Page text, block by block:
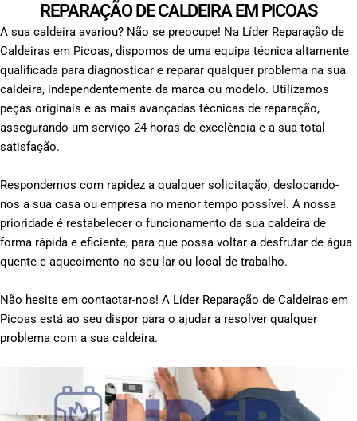
REPARAÇÃO DE CALDEIRA EM PICOAS
A sua caldeira avariou? Não se preocupe! Na Líder Reparação de
Caldeiras em Picoas, dispomos de uma equipa técnica altamente
qualificada para diagnosticar e reparar qualquer problema na sua
caldeira, independentemente da marca ou modelo. Utilizamos
peças originais e as mais avançadas técnicas de reparação,
assegurando um serviço 24 horas de excelência e a sua total
satisfação.
Respondemos com rapidez a qualquer solicitação, deslocando-
nos a sua casa ou empresa no menor tempo possível. A nossa
prioridade é restabelecer o funcionamento da sua caldeira de
forma rápida e eficiente, para que possa voltar a desfrutar de água
quente e aquecimento no seu lar ou local de trabalho.
Não hesite em contactar-nos! A Líder Reparação de Caldeiras em
Picoas está ao seu dispor para o ajudar a resolver qualquer
problema com a sua caldeira.